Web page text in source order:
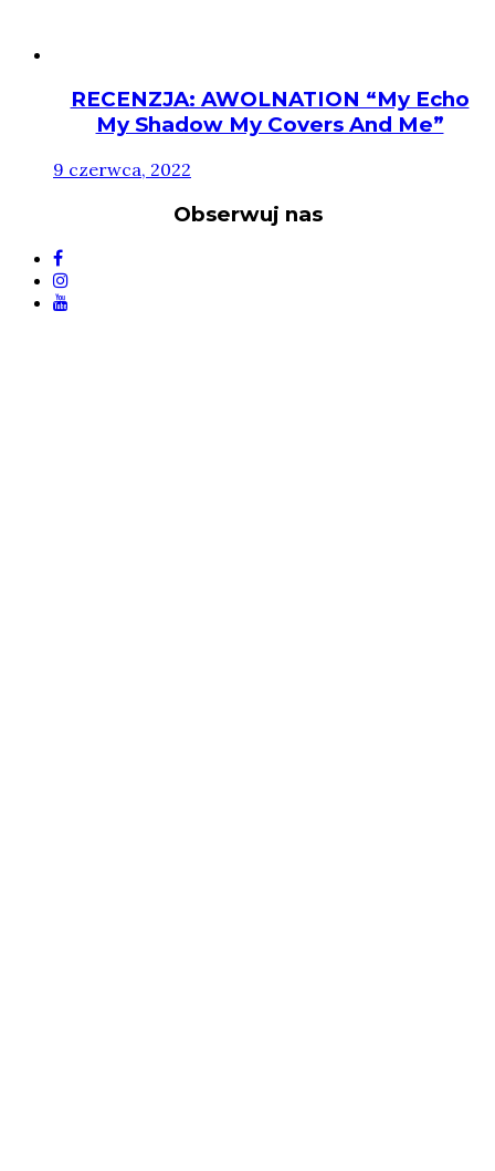
RECENZJA: AWOLNATION “My Echo
My Shadow My Covers And Me”
9 czerwca, 2022
Obserwuj nas